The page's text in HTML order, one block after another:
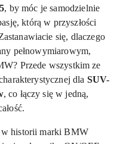
, by móc je samodzielnie
którą w przyszłości
się, dlaczego
pełnowymiarowym,
Przede wszystkim ze
dla SUV-
, co łączy się w jedną,
w historii marki BMW